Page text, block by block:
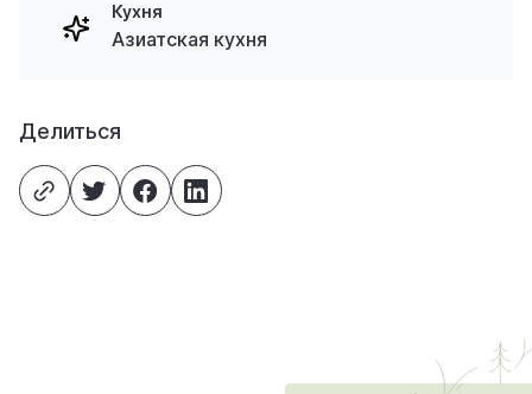
Кухня
Азиатская кухня
Делиться